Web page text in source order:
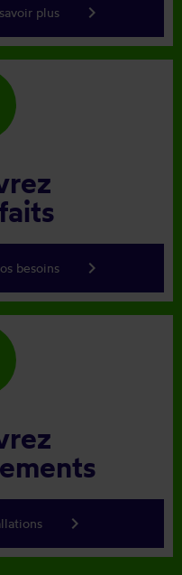
plus keyboard_arrow_right
besoins keyboard_arrow_right
keyboard_arrow_right